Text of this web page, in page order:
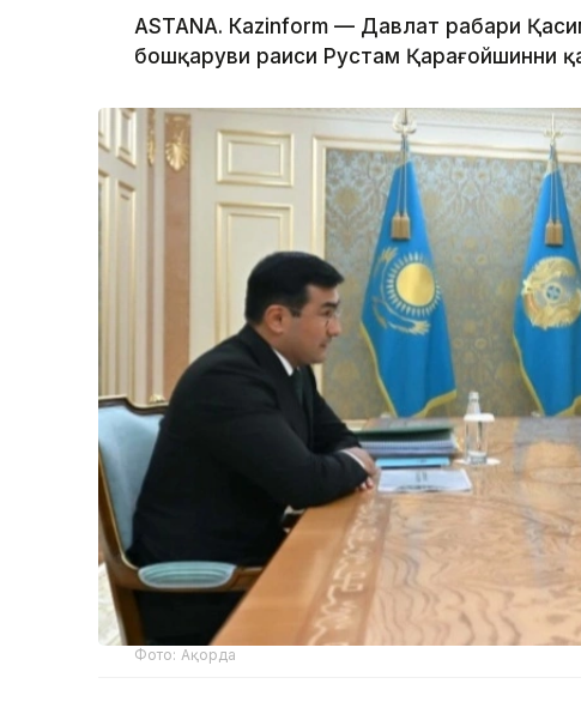
ASTANА. Каzinform — Давлат раҳбари
бошқаруви раиси Рустам Қарағойшинни
Фото: Ақорда